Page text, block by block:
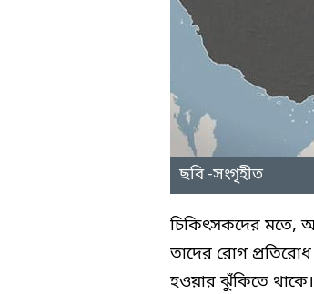
ছবি -সংগৃহীত
চিকিৎসকদের মতে,
তাদের রোগ
হওয়ার ঝুঁকিতে